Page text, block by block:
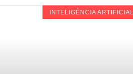
INTELIGÊNCIA ARTIFICIAL